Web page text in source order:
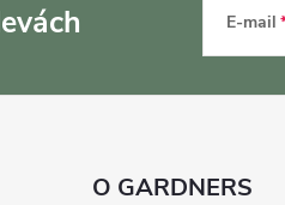
E-mail
O GARDNERS